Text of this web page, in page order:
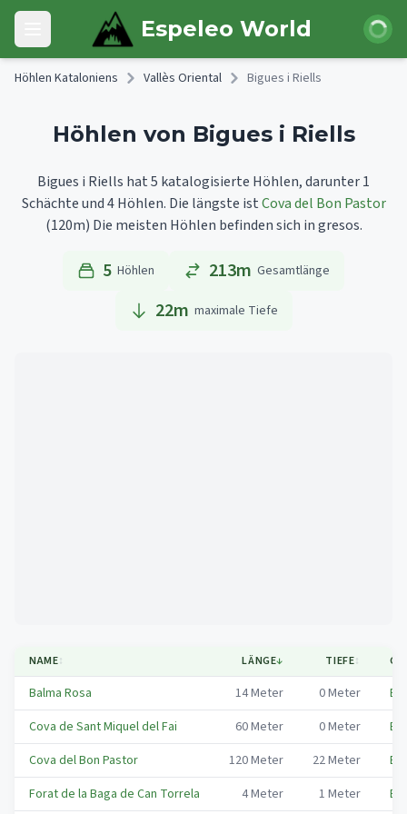
Skip to main content
Open main menu Espeleo World
Höhlen Kataloniens Vallès Oriental Bigues i Riells
Höhlen von Bigues i Riells
Bigues i Riells hat 5 katalogisierte Höhlen, darunter 1
Schächte und 4 Höhlen. Die längste istCova del Bon Pastor
(120m) Die meisten Höhlen befinden sich in gresos.
5 Höhlen 213m Gesamtlänge
22m maximale Tiefe
NAME↕ LÄNGE↓ TIEFE↕
Balma Rosa 14Meter 0Meter
Cova de Sant Miquel del Fai
60Meter 0Meter
Cova del Bon Pastor
120Meter 22Meter
Forat de la Baga de Can Torrela
4Meter 1 Meter